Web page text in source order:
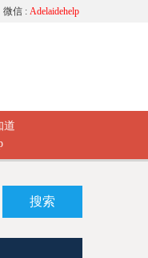
微信 : Adelaidehelp
道
搜索